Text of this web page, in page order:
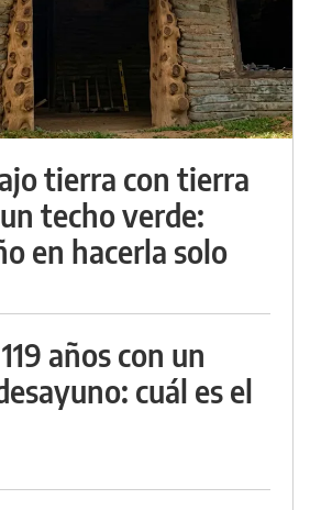
tierra con tierra
techo verde:
en hacerla solo
años con un
cuál es el